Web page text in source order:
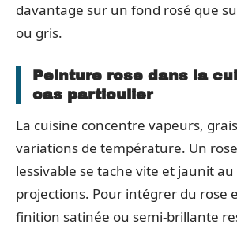
davantage sur un fond rosé que
ou gris.
Peinture rose dans la
cas particulier
La cuisine concentre vapeurs,
variations de température. Un
lessivable se tache vite et jaunit
projections. Pour intégrer du rose
finition satinée ou semi-brillante